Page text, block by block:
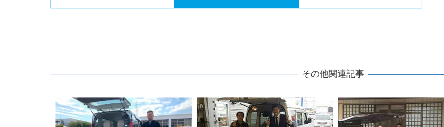
その他関連記事